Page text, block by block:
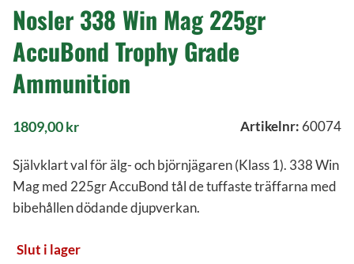
Nosler 338 Win Mag 225gr
AccuBond Trophy Grade
Ammunition
1809,00kr Artikelnr: 60074
Självklart val för älg- och björnjägaren (Klass 1). 338 Win
Mag med 225gr AccuBond tål de tuffaste träffarna med
bibehållen dödande djupverkan.
Slut i lager